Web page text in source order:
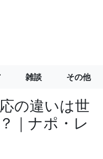
雑談 その他
の違いは世
｜ナポ・レ